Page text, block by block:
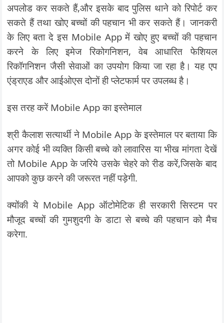
अपलोड कर सकते हैं,और इसके बाद पुलिस थाने को रिपोर्ट कर
सकते हैं तथा खोए बच्चों की पहचान भी कर सकते हैं। जानकरी
के लिए बता दे इस Mobile App में खोए हुए बच्चों की पहचान
करने के लिए इमेज रिकोगनिशन, वेब आधारित फेशियल
रिकॉगनिशन जैसी सेवाओं का उपयोग किया जा रहा है। यह एप
एंड्राएड और आईओएस दोनों ही प्लेटफार्म पर उपलब्ध है।
इस तरह करें Mobile App का इस्तेमाल
श्री कैलाश सत्यार्थी ने Mobile App के इस्तेमाल पर बताया कि
अगर कोई भी व्यक्ति किसी बच्चे को लावारिस या भीख मांगता देखें
तो Mobile App के जरिये उसके चेहरे को रीड करें,जिसके बाद
आपको कुछ करने की जरूरत नहीं पड़ेगी.
क्योंकी ये Mobile App ऑटोमेटिक ही सरकारी सिस्टम पर
मौजूद बच्चों की गुमशुदगी के डाटा से बच्चे की पहचान को मैच
करेगा.